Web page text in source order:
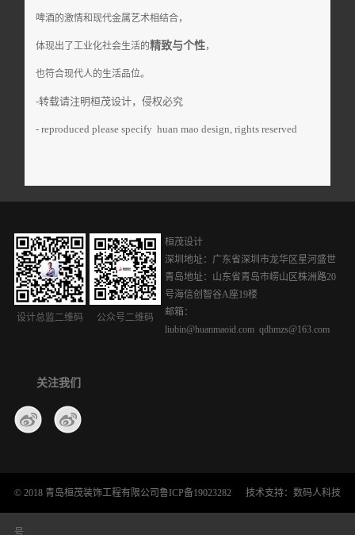
啤酒的激情和现代金属艺术相结合，
体现出了工业化社会生活的精致与个性，
也符合现代人的生活品位。
-转载请注明桓茂设计， 侵权必究
- reproduced please specify huan mao design, rights reserved
设计总监二维码 公众号二维码
桓茂设计
深圳地址：广东省深圳市龙华区星河盛世
青岛地址：山东省青岛市崂山区株洲路20
号海信创智谷A座19楼
邮箱：
liubin@huanmaoid.com qdhmzs@163.com
关注我们
技术支持：数码人科技
© 2018 青岛桓茂装饰工程有限公司 鲁ICP备19023282
号